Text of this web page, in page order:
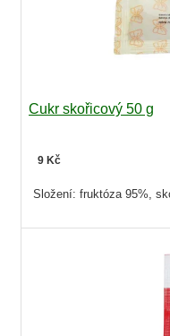
Cukr skořicový 50 g
9 Kč
Složení: fruktóza 95%,